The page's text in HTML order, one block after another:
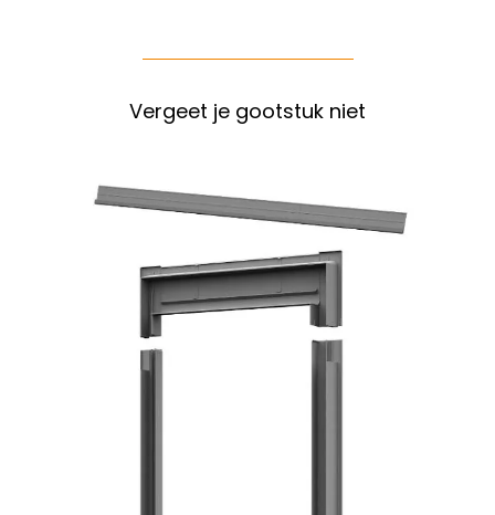
Vergeet je gootstuk niet